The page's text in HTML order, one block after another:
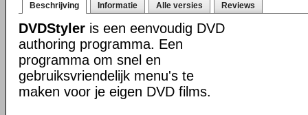
Beschrijving Informatie Alle versies Reviews
DVDStyler is een eenvoudig DVD
authoring programma. Een
programma om snel en
gebruiksvriendelijk menu's te
maken voor je eigen DVD films.